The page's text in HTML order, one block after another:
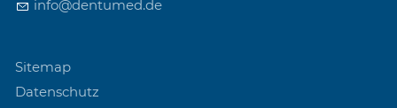
info@dentumed.de
Sitemap
Datenschutz